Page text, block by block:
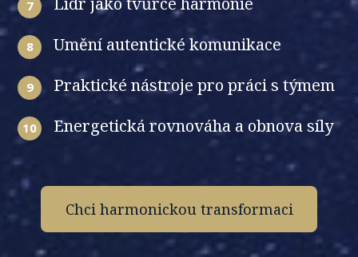
7
8 Umění autentické komunikace
9 Praktické nástroje pro práci s týmem
10 Energetická rovnováha a obnova síly
Chci harmonickou transformaci